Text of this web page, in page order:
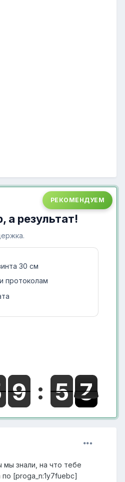
РЕКОМЕНДУЕМ
а результат!
30 см
и протоколам
мы знали, на что тебе
[proga_n:1y7fuebc]